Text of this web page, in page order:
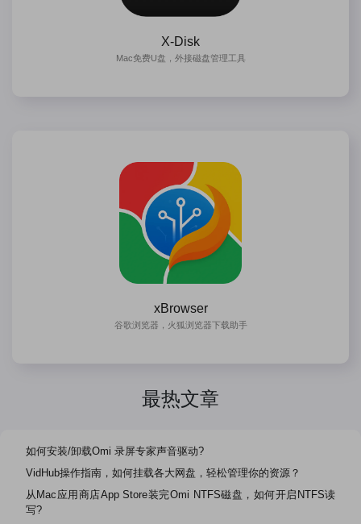
X-Disk
Mac免费U盘，外接磁盘管理工具
xBrowser
谷歌浏览器，火狐浏览器下载助手
最热文章
如何安装/卸载Omi 录屏专家声音驱动?
VidHub操作指南，如何挂载各大网盘，轻松管理你的资源？
从Mac应用商店App Store装完Omi NTFS磁盘，如何开启NTFS读
写?